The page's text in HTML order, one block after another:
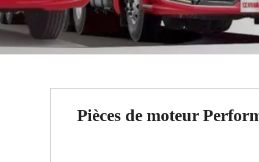
Pièces de moteur